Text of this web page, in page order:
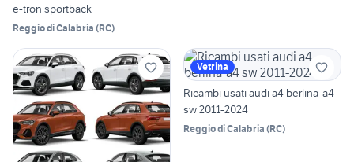
e-tron sportback
Reggio di Calabria (RC)
Vetrina
Ricambi usati audi a4 berlina-a4
sw 2011-2024
Reggio di Calabria (RC)